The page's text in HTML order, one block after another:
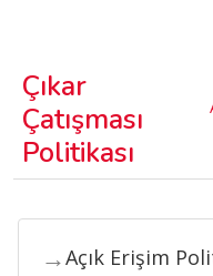
Çıkar
Çatışması
Politikası
→Açık Erişim